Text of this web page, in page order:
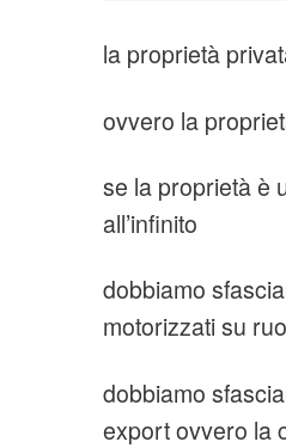
la proprietà
ovvero la
se la proprietà è
all’infinito
dobbiamo
motorizzati su
dobbiamo
export ovvero la